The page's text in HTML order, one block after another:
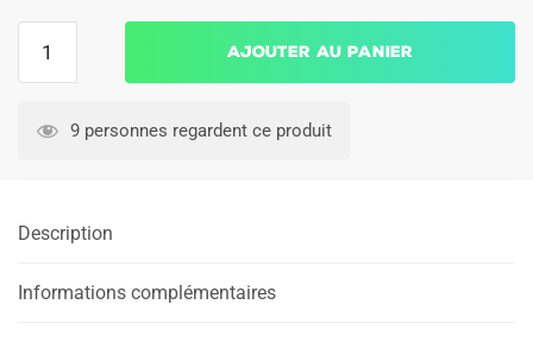
Ajouter au panier
9 personnes regardent ce produit
Description
Informations complémentaires